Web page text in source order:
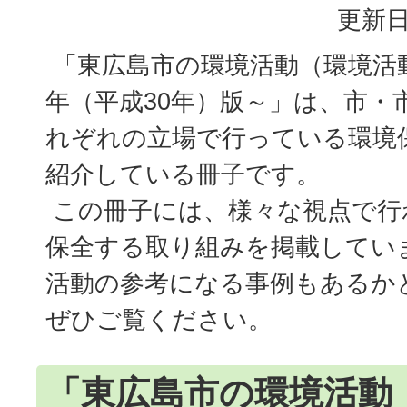
更新
「東広島市の環境活動（環境
年（平成30年）版～」は、市・
れぞれの立場で行っている環境
紹介している冊子です。
この冊子には、様々な視点で
保全する取り組みを掲載してい
活動の参考になる事例もあるか
ぜひご覧ください。
「東広島市の環境活